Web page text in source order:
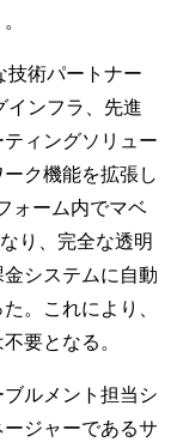
技術パートナー
インフラ、先進
ィングソリュー
ク機能を拡張し
ォーム内でマベ
り、完全な透明
システムに自動
。これにより、
要となる。
ルメント担当シ
ジャーであるサ